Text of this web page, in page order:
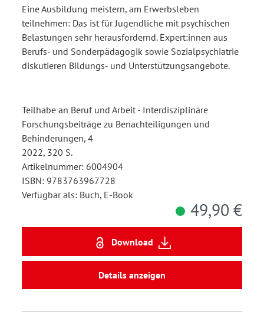
Eine Ausbildung meistern, am Erwerbsleben
teilnehmen: Das ist für Jugendliche mit psychischen
Belastungen sehr herausfordernd. Expert:innen aus
Berufs- und Sonderpädagogik sowie Sozialpsychiatrie
diskutieren Bildungs- und Unterstützungsangebote.
Teilhabe an Beruf und Arbeit - Interdisziplinäre
Forschungsbeiträge zu Benachteiligungen und
Behinderungen, 4
2022, 320 S.
Artikelnummer: 6004904
ISBN: 9783763967728
Verfügbar als: Buch, E-Book
49,90 €
Download
Details anzeigen